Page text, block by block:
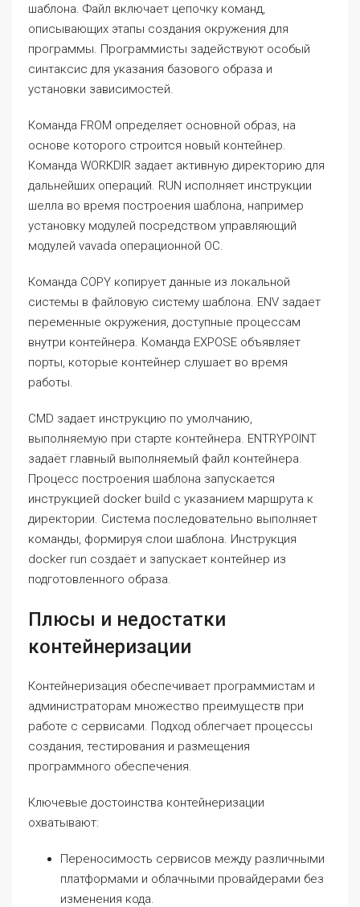
шаблона. Файл включает цепочку команд,
описывающих этапы создания окружения для
программы. Программисты задействуют особый
синтаксис для указания базового образа и
установки зависимостей.
Команда FROM определяет основной образ, на
основе которого строится новый контейнер.
Команда WORKDIR задает активную директорию для
дальнейших операций. RUN исполняет инструкции
шелла во время построения шаблона, например
установку модулей посредством управляющий
модулей vavada операционной ОС.
Команда COPY копирует данные из локальной
системы в файловую систему шаблона. ENV задает
переменные окружения, доступные процессам
внутри контейнера. Команда EXPOSE объявляет
порты, которые контейнер слушает во время
работы.
CMD задает инструкцию по умолчанию,
выполняемую при старте контейнера. ENTRYPOINT
задаёт главный выполняемый файл контейнера.
Процесс построения шаблона запускается
инструкцией docker build с указанием маршрута к
директории. Система последовательно выполняет
команды, формируя слои шаблона. Инструкция
docker run создаёт и запускает контейнер из
подготовленного образа.
Плюсы и недостатки
контейнеризации
Контейнеризация обеспечивает программистам и
администраторам множество преимуществ при
работе с сервисами. Подход облегчает процессы
создания, тестирования и размещения
программного обеспечения.
Ключевые достоинства контейнеризации
охватывают:
Переносимость сервисов между различными
платформами и облачными провайдерами без
изменения кода.